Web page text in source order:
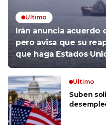
Ultimo
Irán anuncia acuerdo
pero avisa que su
que haga Estados
Ultimo
Suben